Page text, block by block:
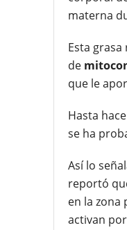
materna
Esta
de
que le
Hasta
se ha
Así lo
reportó
en la zona
activan